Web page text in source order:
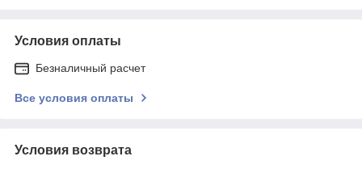
Условия оплаты
Безналичный расчет
Все условия оплаты
Условия возврата